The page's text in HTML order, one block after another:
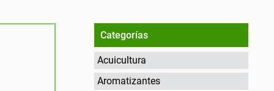
Categorías
Acuicultura
Aromatizantes